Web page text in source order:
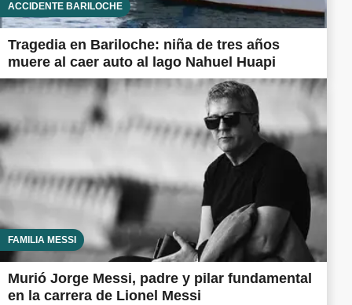
ACCIDENTE BARILOCHE
Tragedia en Bariloche: niña de tres años
muere al caer auto al lago Nahuel Huapi
FAMILIA MESSI
Murió Jorge Messi, padre y pilar fundamental
en la carrera de Lionel Messi